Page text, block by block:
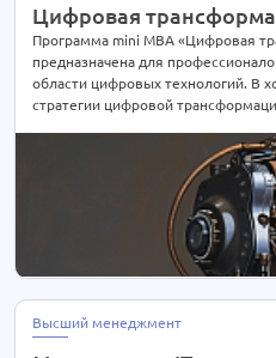
Цифровая
Программа mini MBA «Цифровая
предназначена для
области цифровых технологий. В
стратегии цифровой
изменениями. По завершении
внедрить цифровые инновации в
стратегии цифрового развития
Высший менеджмент